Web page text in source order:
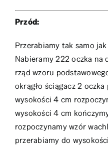
Przód:
Przerabiamy tak samo
Nabieramy 222 oczka
rząd wzoru
okrągło ściągacz 2 oczka
wysokości 4 cm
wysokości 4 cm
rozpoczynamy wzór
przerabiamy do